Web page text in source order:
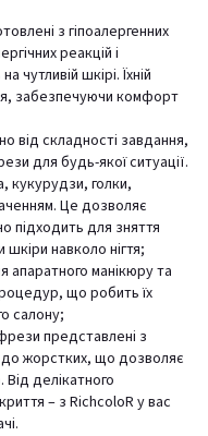
з гіпоалергенних
реакцій і
чутливій шкірі. Їхній
забезпечуючи комфорт
від складності завдання,
для будь-якої ситуації.
кукурудзи, голки,
Це дозволяє
підходить для зняття
навколо нігтя;
апаратного манікюру та
що робить їх
салону;
представлені з
до жорстких, що дозволяє
делікатного
– з RichcoloR у вас